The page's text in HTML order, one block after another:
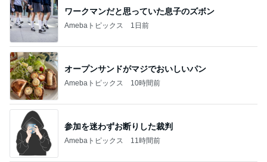
ワークマンだと思っていた息子のズボン
Amebaトピックス 1日前
オープンサンドがマジでおいしいパン
Amebaトピックス 10時間前
参加を迷わずお断りした裁判
Amebaトピックス 11時間前